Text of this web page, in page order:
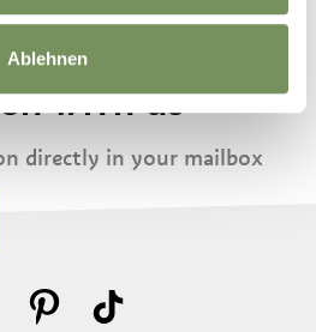
Ablehnen
WITH US
directly in your mailbox